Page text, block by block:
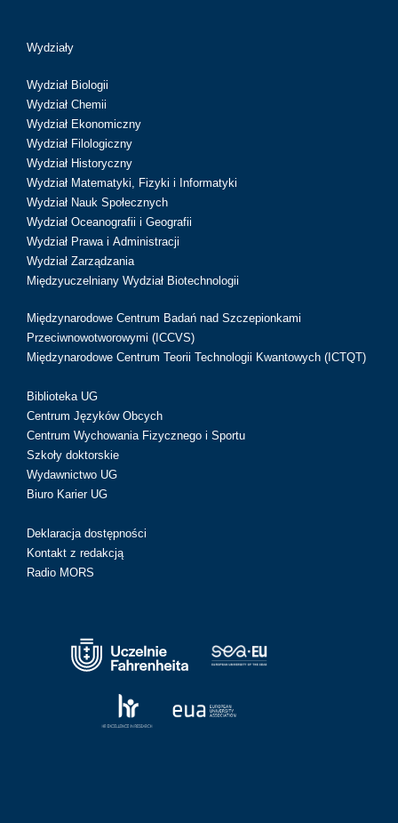
Wydziały
Wydział Biologii
Wydział Chemii
Wydział Ekonomiczny
Wydział Filologiczny
Wydział Historyczny
Wydział Matematyki, Fizyki i Informatyki
Wydział Nauk Społecznych
Wydział Oceanografii i Geografii
Wydział Prawa i Administracji
Wydział Zarządzania
Międzyuczelniany Wydział Biotechnologii
Międzynarodowe Centrum Badań nad Szczepionkami
Przeciwnowotworowymi (ICCVS)
Międzynarodowe Centrum Teorii Technologii Kwantowych (ICTQT)
Biblioteka UG
Centrum Języków Obcych
Centrum Wychowania Fizycznego i Sportu
Szkoły doktorskie
Wydawnictwo UG
Biuro Karier UG
Deklaracja dostępności
Kontakt z redakcją
Radio MORS